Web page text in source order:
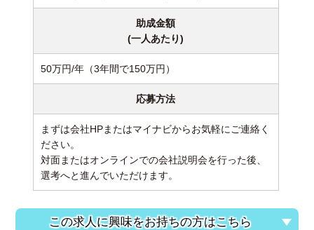
助成金額
(一人あたり)
50万円/年（3年間で150万円）
応募方法
まずは会社HPまたはマイナビからお気軽にご連絡く
ださい。
対面またはオンラインでの会社説明会を行った後、
選考へと進んでいただけます。
この求人に興味をお持ちの方はこちら